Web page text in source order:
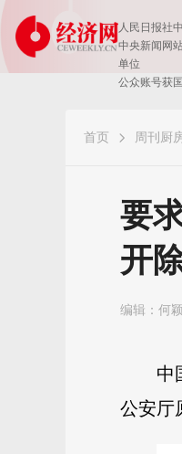
人民日报社
中央新闻网
单位
公众账号获
首页 周刊厨
要
开
编辑：何
中
公安厅